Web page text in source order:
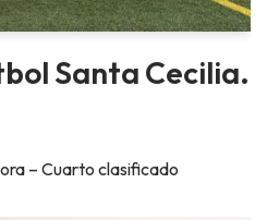
Santa Cecilia.
– Cuarto clasificado